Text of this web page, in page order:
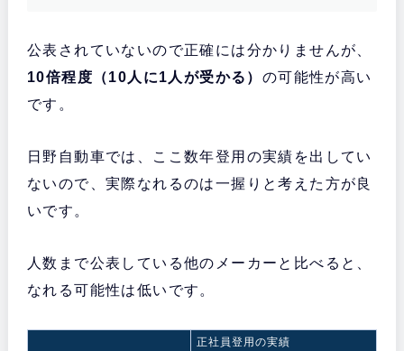
公表されていないので正確には分かりませんが、
10倍程度（10人に1人が受かる） の可能性が高い
です。
日野自動車では、ここ数年登用の実績を出してい
ないので、実際なれるのは一握りと考えた方が良
いです。
人数まで公表している他のメーカーと比べると、
なれる可能性は低いです。
正社員登用の実績